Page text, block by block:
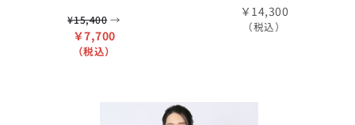
¥15,400 →
￥7,700
（税込）
￥14,300
（税込）